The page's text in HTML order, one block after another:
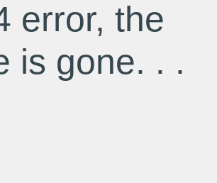
error, the
is gone. . .